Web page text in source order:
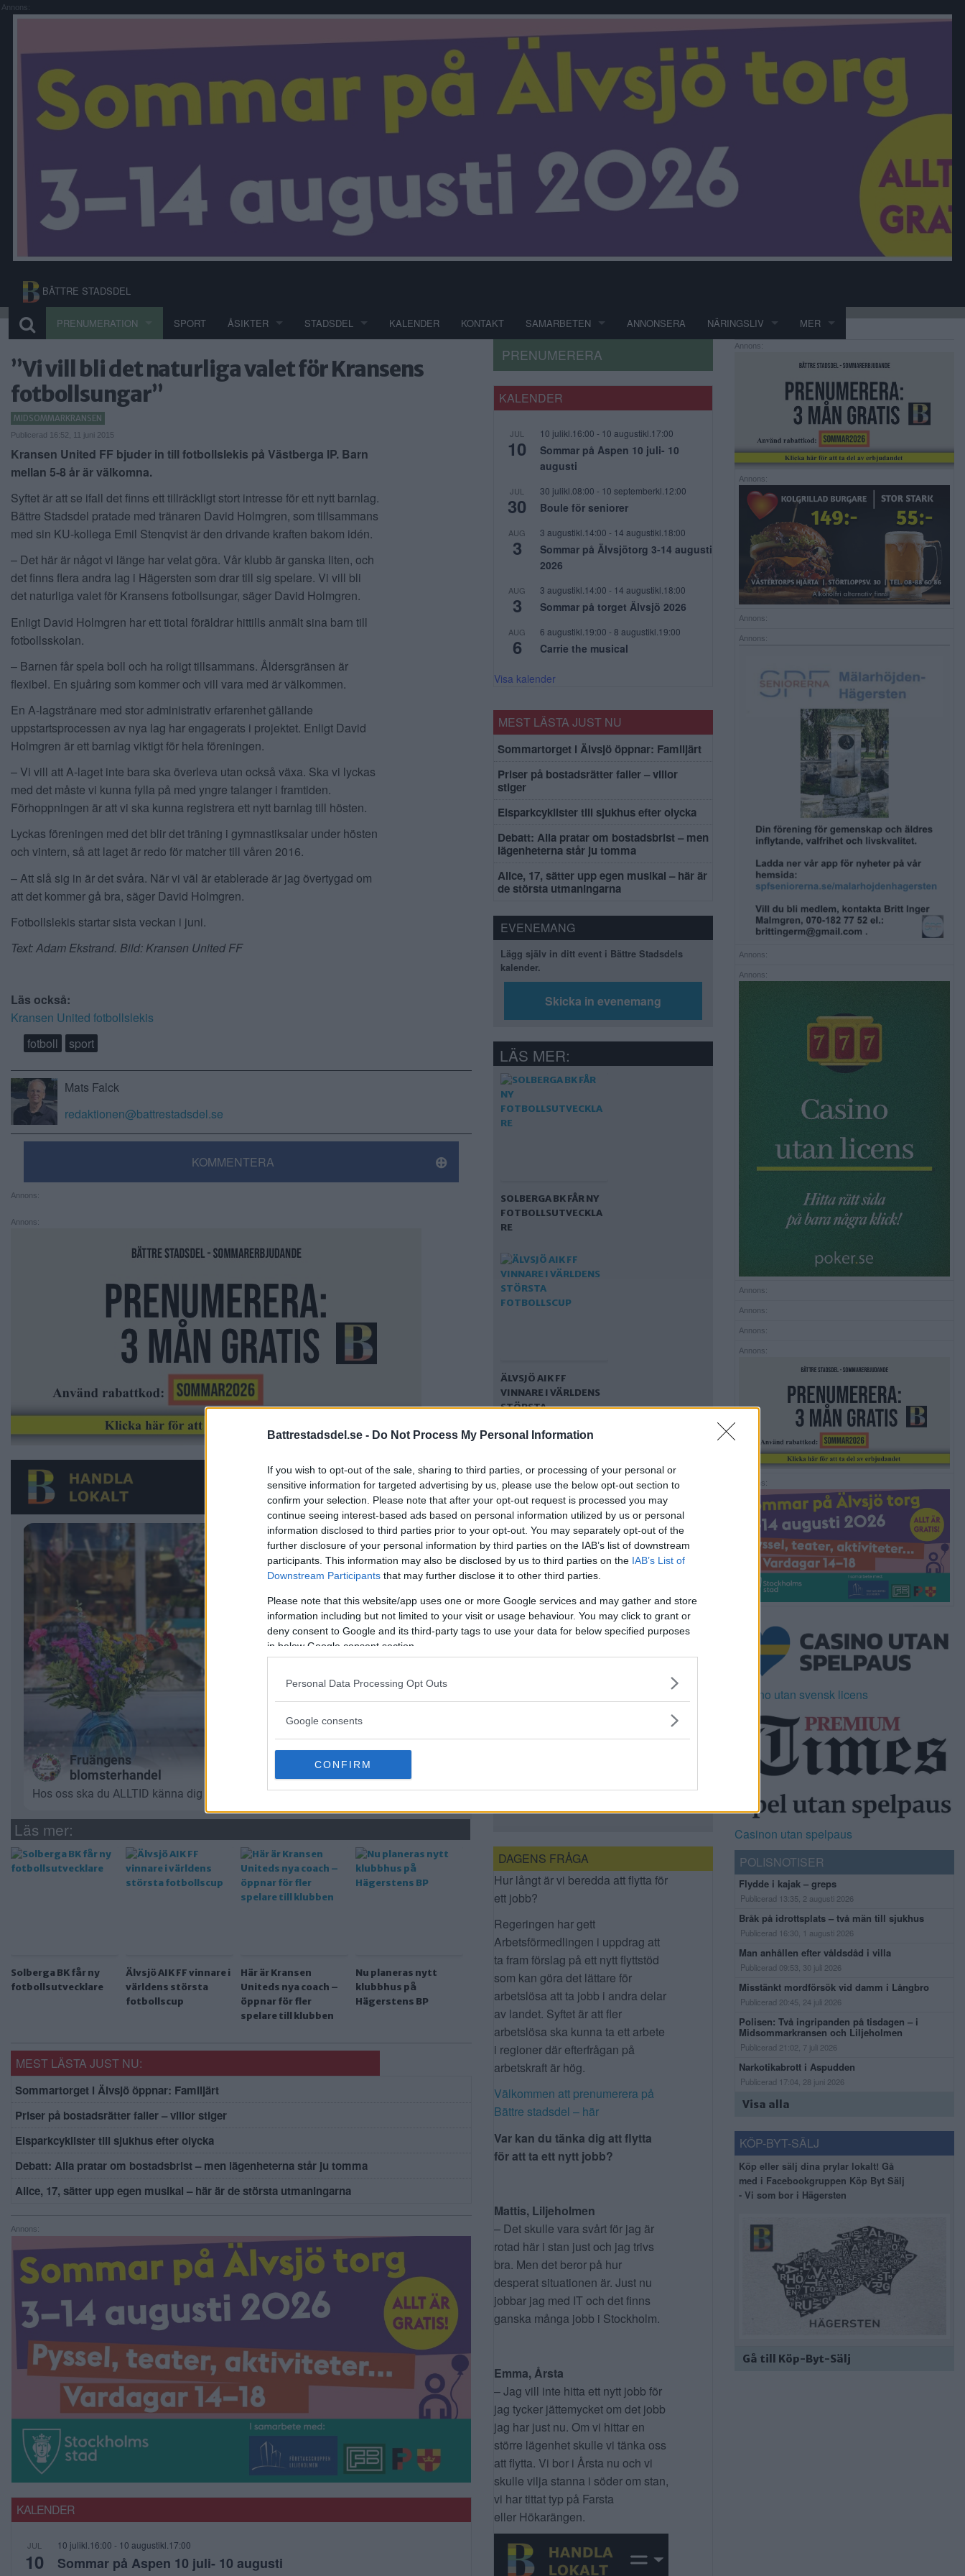
Battrestadsdel.se - Do Not Process My Personal Information
If you wish to opt-out of the sale, sharing to third parties, or processing of your personal or
sensitive information for targeted advertising by us, please use the below opt-out section to
confirm your selection. Please note that after your opt-out request is processed you may
continue seeing interest-based ads based on personal information utilized by us or personal
information disclosed to third parties prior to your opt-out. You may separately opt-out of the
further disclosure of your personal information by third parties on the IAB’s list of downstream
participants. This information may also be disclosed by us to third parties on the IAB’s List of
Downstream Participants that may further disclose it to other third parties.
Please note that this website/app uses one or more Google services and may gather and store
information including but not limited to your visit or usage behaviour. You may click to grant or
deny consent to Google and its third-party tags to use your data for below specified purposes
in below Google consent section.
Personal Data Processing Opt Outs
Google consents
CONFIRM
Annons:
BÄTTRE STADSDEL
PRENUMERATION SPORT ÅSIKTER STADSDEL KALENDER KONTAKT SAMARBETEN ANNONSERA NÄRINGSLIV MER
”Vi vill bli det naturliga valet för Kransens
fotbollsungar”
MIDSOMMARKRANSEN
Publicerad 16:52, 11 juni 2015
Kransen United FF bjuder in till fotbollslekis på Västberga IP. Barn
mellan 5-8 år är välkomna.
Syftet är att se ifall det finns ett tillräckligt stort intresse för ett nytt barnlag.
Bättre Stadsdel pratade med tränaren David Holmgren, som tillsammans
med sin KU-kollega Emil Stenqvist är den drivande kraften bakom idén.
– Det här är något vi länge har velat göra. Vår klubb är ganska liten, och
det finns flera andra lag i Hägersten som drar till sig spelare. Vi vill bli
det naturliga valet för Kransens fotbollsungar, säger David Holmgren.
Enligt David Holmgren har ett tiotal föräldrar hittills anmält sina barn till
fotbollsskolan.
– Barnen får spela boll och ha roligt tillsammans. Åldersgränsen är
flexibel. En sjuåring som kommer och vill vara med är välkommen.
En A-lagstränare med stor administrativ erfarenhet gällande
uppstartsprocessen av nya lag har engagerats i projektet. Enligt David
Holmgren är ett barnlag viktigt för hela föreningen.
– Vi vill att A-laget inte bara ska överleva utan också växa. Ska vi lyckas
med det måste vi kunna fylla på med yngre talanger i framtiden.
Förhoppningen är att vi ska kunna registrera ett nytt barnlag till hösten.
Lyckas föreningen med det blir det träning i gymnastiksalar under hösten
och vintern, så att laget är redo för matcher till våren 2016.
– Att slå sig in är det svåra. När vi väl är etablerade är jag övertygad om
att det kommer gå bra, säger David Holmgren.
Fotbollslekis startar sista veckan i juni.
Text: Adam Ekstrand. Bild: Kransen United FF
Läs också:
Kransen United fotbollslekis
fotboll
sport
Mats Falck
redaktionen@battrestadsdel.se
KOMMENTERA
Annons:
Annons:
Läs mer:
Solberga BK får ny
fotbollsutvecklare
Älvsjö AIK FF vinnare i
världens största
fotbollscup
Här är Kransen
Uniteds nya coach –
öppnar för fler
spelare till klubben
Nu planeras nytt
klubbhus på
Hägerstens BP
MEST LÄSTA JUST NU:
Sommartorget i Älvsjö öppnar: Familjärt
Priser på bostadsrätter faller – villor stiger
Elsparkcyklister till sjukhus efter olycka
Debatt: Alla pratar om bostadsbrist – men lägenheterna står ju tomma
Alice, 17, sätter upp egen musikal – här är de största utmaningarna
Annons:
KALENDER
JUL
10
10 julikl.16:00 - 10 augustikl.17:00
Sommar på Aspen 10 juli- 10 augusti
PRENUMERERA
KALENDER
JUL
10
10 julikl.16:00 - 10 augustikl.17:00
Sommar på Aspen 10 juli- 10
augusti
JUL
30
30 julikl.08:00 - 10 septemberkl.12:00
Boule för seniorer
AUG
3
3 augustikl.14:00 - 14 augustikl.18:00
Sommar på Älvsjötorg 3-14 augusti
2026
AUG
3
3 augustikl.14:00 - 14 augustikl.18:00
Sommar på torget Älvsjö 2026
AUG
6
6 augustikl.19:00 - 8 augustikl.19:00
Carrie the musical
Visa kalender
MEST LÄSTA JUST NU
Sommartorget i Älvsjö öppnar: Familjärt
Priser på bostadsrätter faller – villor
stiger
Elsparkcyklister till sjukhus efter olycka
Debatt: Alla pratar om bostadsbrist – men
lägenheterna står ju tomma
Alice, 17, sätter upp egen musikal – här är
de största utmaningarna
EVENEMANG
Lägg själv in ditt event i Bättre Stadsdels
kalender.
Skicka in evenemang
LÄS MER:
SOLBERGA BK FÅR NY
FOTBOLLSUTVECKLA
RE
ÄLVSJÖ AIK FF
VINNARE I VÄRLDENS
STÖRSTA
HÄR ÄR KRANSEN
– ÖPPNAR FÖR FLER
SPELARE TILL
KLUBBEN
HÄGERSTENS BP
DAGENS FRÅGA
Hur långt är vi beredda att flytta för
ett jobb?
Regeringen har gett
Arbetsförmedlingen i uppdrag att
ta fram förslag på ett nytt flyttstöd
som kan göra det lättare för
arbetslösa att ta jobb i andra delar
av landet. Syftet är att fler
arbetslösa ska kunna ta ett arbete
i regioner där efterfrågan på
arbetskraft är hög.
Välkommen att prenumerera på
Bättre stadsdel – här
Var kan du tänka dig att flytta
för att ta ett nytt jobb?
Mattis, Liljeholmen
– Det skulle vara svårt för jag är
rotad här i stan just och jag trivs
bra. Men det beror på hur
desperat situationen är. Just nu
jobbar jag med IT och det finns
ganska många jobb i Stockholm.
Emma, Årsta
– Jag vill inte hitta ett nytt jobb för
jag tycker jättemycket om det jobb
jag har just nu. Om vi hittar en
större lägenhet skulle vi tänka oss
att flytta. Vi bor i Årsta nu och vi
skulle vilja stanna i söder om stan,
vi har tittat typ på Farsta
eller Hökarängen.
Annons:
Annons:
Annons:
Annons:
Annons:
Annons:
Annons:
Annons:
Annons:
Annons:
Annons:
Casino utan svensk licens
Casinon utan spelpaus
POLISNOTISER
Flydde i kajak – greps
Publicerad 13:35, 2 augusti 2026
Bråk på idrottsplats – två män till sjukhus
Publicerad 16:30, 1 augusti 2026
Man anhållen efter våldsdåd i villa
Publicerad 09:53, 30 juli 2026
Misstänkt mordförsök vid damm i Långbro
Publicerad 20:45, 24 juli 2026
Polisen: Två ingripanden på tisdagen – i
Midsommarkransen och Liljeholmen
Publicerad 21:02, 7 juli 2026
Narkotikabrott i Aspudden
Publicerad 17:04, 28 juni 2026
Visa alla
KÖP-BYT-SÄLJ
Köp eller sälj dina prylar lokalt! Gå
med i Facebookgruppen Köp Byt Sälj
- Vi som bor i Hägersten
Gå till Köp-Byt-Sälj